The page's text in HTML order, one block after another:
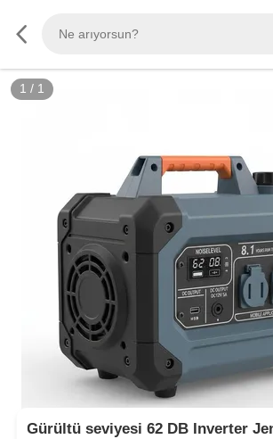
1 / 1
Gürültü seviyesi 62 DB Inverter